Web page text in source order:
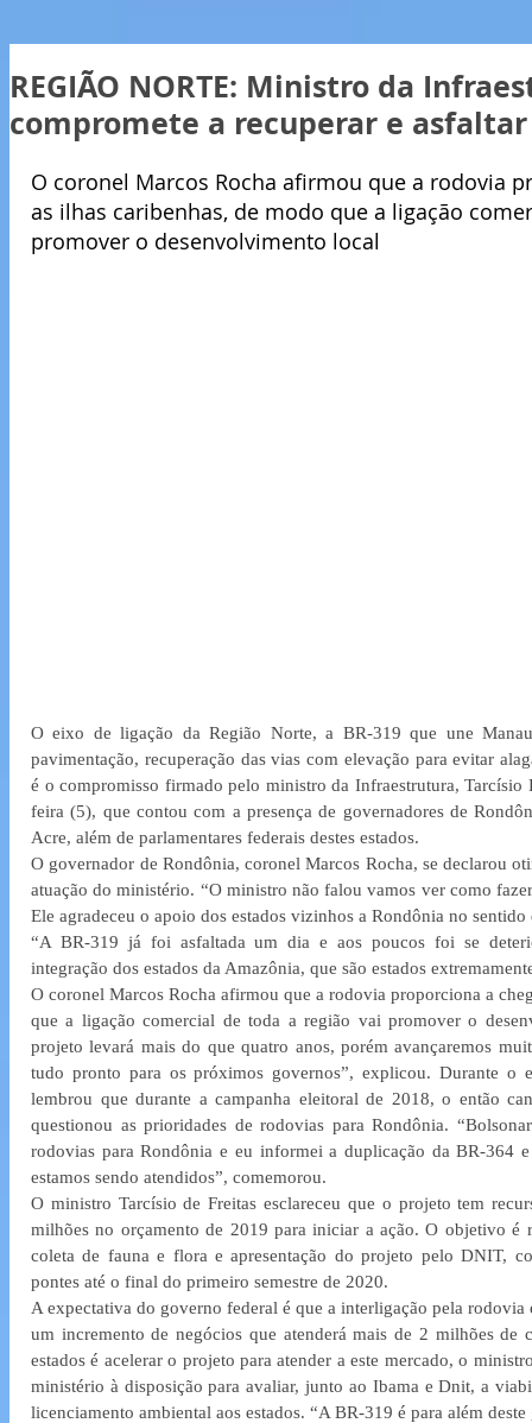
REGIÃO NORTE: Ministro da
compromete a recuperar e asfaltar
O coronel Marcos Rocha afirmou que a rodovia
as ilhas caribenhas, de modo que a ligação
promover o desenvolvimento local
O eixo de ligação da Região Norte, a BR-319 que une
pavimentação, recuperação das vias com elevação para evitar
é o compromisso firmado pelo ministro da Infraestrutura, Tarcísio
feira (5), que contou com a presença de governadores de
Acre, além de parlamentares federais destes estados.
O governador de Rondônia, coronel Marcos Rocha, se declarou
atuação do ministério. “O ministro não falou vamos ver como
Ele agradeceu o apoio dos estados vizinhos a Rondônia no
“A BR-319 já foi asfaltada um dia e aos poucos foi se
integração dos estados da Amazônia, que são estados
O coronel Marcos Rocha afirmou que a rodovia proporciona a
que a ligação comercial de toda a região vai promover o
projeto levará mais do que quatro anos, porém avançaremos
tudo pronto para os próximos governos”, explicou. Durante o
lembrou que durante a campanha eleitoral de 2018, o então
questionou as prioridades de rodovias para Rondônia.
rodovias para Rondônia e eu informei a duplicação da BR-364
estamos sendo atendidos”, comemorou.
O ministro Tarcísio de Freitas esclareceu que o projeto tem
milhões no orçamento de 2019 para iniciar a ação. O objetivo é
coleta de fauna e flora e apresentação do projeto pelo DNIT,
pontes até o final do primeiro semestre de 2020.
A expectativa do governo federal é que a interligação pela
um incremento de negócios que atenderá mais de 2 milhões de
estados é acelerar o projeto para atender a este mercado, o
ministério à disposição para avaliar, junto ao Ibama e Dnit, a
licenciamento ambiental aos estados. “A BR-319 é para além